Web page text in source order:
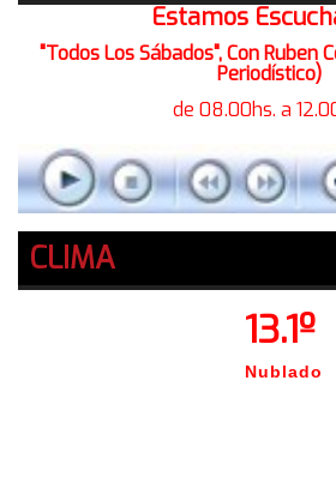
Estamos
"Todos Los Sábados", Con Ruben
Periodístico)
de 08.00hs. a
CLIMA
13.1º
Nublado